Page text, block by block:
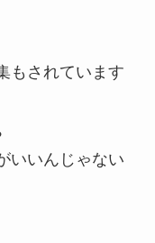
もされています
いいんじゃない